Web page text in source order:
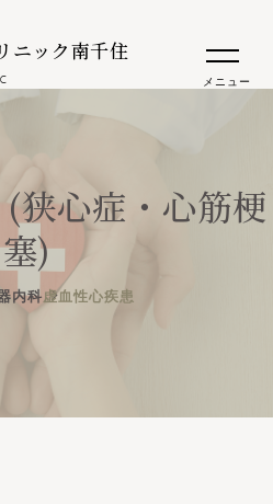
ニック南千住
メニュー
狭心症・心筋梗
塞)
内科虚血性心疾患